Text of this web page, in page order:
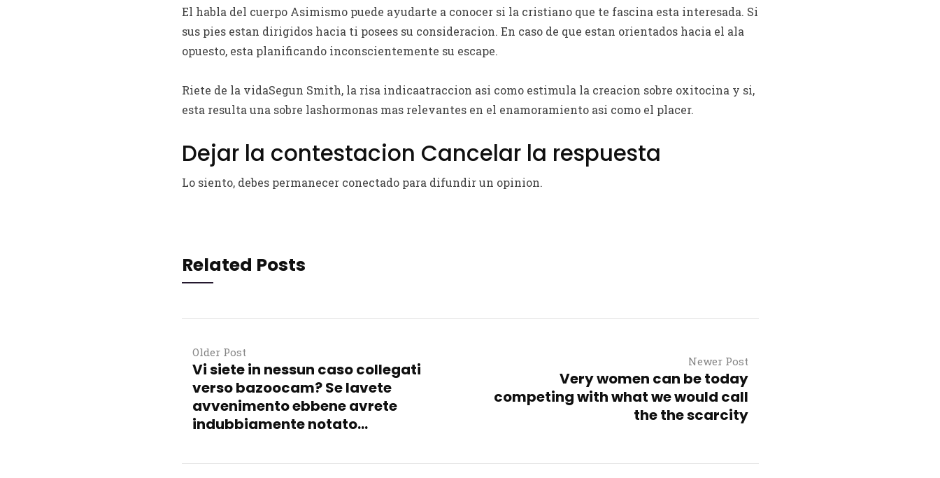
El habla del cuerpo Asimismo puede ayudarte a conocer si la cristiano que te fascina esta interesada. Si
sus pies estan dirigidos hacia ti posees su consideracion. En caso de que estan orientados hacia el ala
opuesto, esta planificando inconscientemente su escape.
Riete de la vidaSegun Smith, la risa indicaatraccion asi­ como estimula la creacion sobre oxitocina y si,
esta resulta una sobre lashormonas mas relevantes en el enamoramiento asi­ como el placer.
Dejar la contestacion Cancelar la respuesta
Lo siento, debes permanecer conectado para difundir un opinion.
Related Posts
Older Post
Vi siete in nessun caso collegati
verso bazoocam? Se lavete
avvenimento ebbene avrete
indubbiamente notato…
Newer Post
Very women can be today
competing with what we would call
the the scarcity